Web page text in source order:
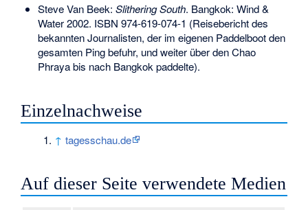
Steve Van Beek: Slithering South. Bangkok: Wind &
Water 2002. ISBN 974-619-074-1 (Reisebericht des
bekannten Journalisten, der im eigenen Paddelboot den
gesamten Ping befuhr, und weiter über den Chao
Phraya bis nach Bangkok paddelte).
Einzelnachweise
↑ tagesschau.de
Auf dieser Seite verwendete Medien